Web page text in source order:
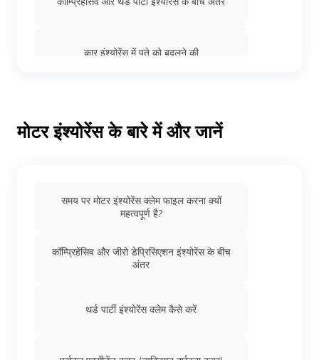
कार इंश्योरेंस में पते को बदलने की
कार इंश्योरेंस में वॉलेंटरी डिडक्टिबल
कार इंश्योरेंस में ऐड-ऑन कवर
कार इंश्योरें की तुलना करें
मोटर इंश्योरेंस के बारे में और जानें
समय पर मोटर इंश्योरेंस क्लेम फाइल करना क्यों
महत्वपूर्ण है?
कॉम्प्रिहेंसिव और जीरो डेप्रिसिएशन इंश्योरेंस के बीच
अंतर
थर्ड पार्टी इंश्योरेंस क्लेम कैसे करें